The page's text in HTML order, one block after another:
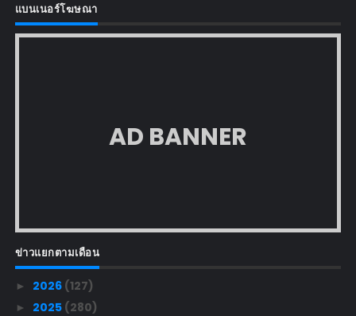
แบนเนอร์โฆษณา
AD BANNER
ข่าวแยกตามเดือน
► 2026 (127)
► 2025 (280)